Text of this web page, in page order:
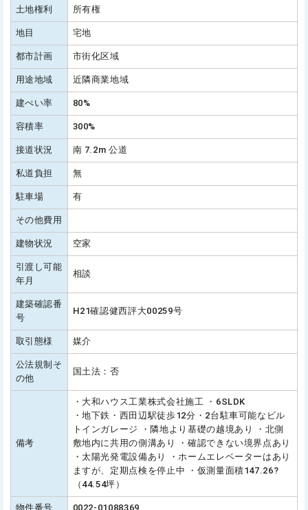
土地権利 所有権
地目 宅地
都市計画 市街化区域
用途地域 近隣商業地域
建ぺい率 80%
容積率 300%
接道状況 南 7.2m 公道
私道負担 無
駐車場 有
その他費用
建物状況 空家
引渡し可能
年月
相談
建築確認番
号
H21確認健西評大00259号
取引態様 媒介
公法規制そ
の他
国土法：否
備考
・大和ハウス工業株式会社施工 ・6SLDK
・地下鉄・西田辺駅徒歩12分・2台駐車可能なビル
トインガレージ ・隣地より基礎の越境あり ・北側
敷地内に共用の側溝あり ・確認できない境界点あり
・太陽光発電設備あり ・ホームエレベーターはあり
ますが、定期点検を停止中 ・仮測量面積147.26?
（44.54坪）
物件番号 0022-01088369